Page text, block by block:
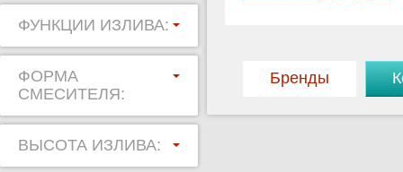
ФУНКЦИИ ИЗЛИВА:
ФОРМА
СМЕСИТЕЛЯ:
ВЫСОТА ИЗЛИВА:
Бренды